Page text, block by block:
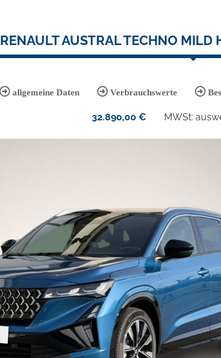
RENAULT AUSTRAL TECHNO
allgemeine Daten Verbrauchswerte
32.890,00 € MWSt: